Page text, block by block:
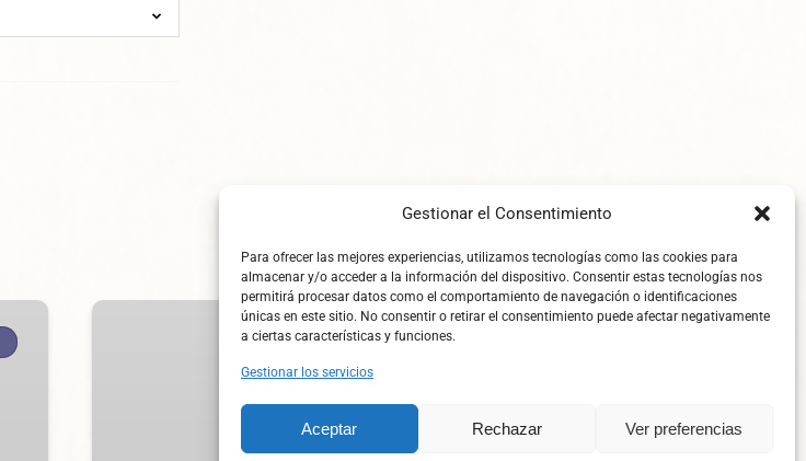
Gestionar el Consentimiento
Para ofrecer las mejores experiencias, utilizamos tecnologías como las cookies para
almacenar y/o acceder a la información del dispositivo. Consentir estas tecnologías nos
permitirá procesar datos como el comportamiento de navegación o identificaciones
únicas en este sitio. No consentir o retirar el consentimiento puede afectar negativamente
a ciertas características y funciones.
Gestionar los servicios
Aceptar Rechazar Ver preferencias
Excursión